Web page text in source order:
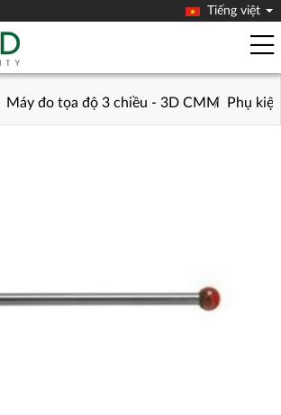
Tiếng việt
Máy đo tọa độ 3 chiều - 3D CMM Phụ